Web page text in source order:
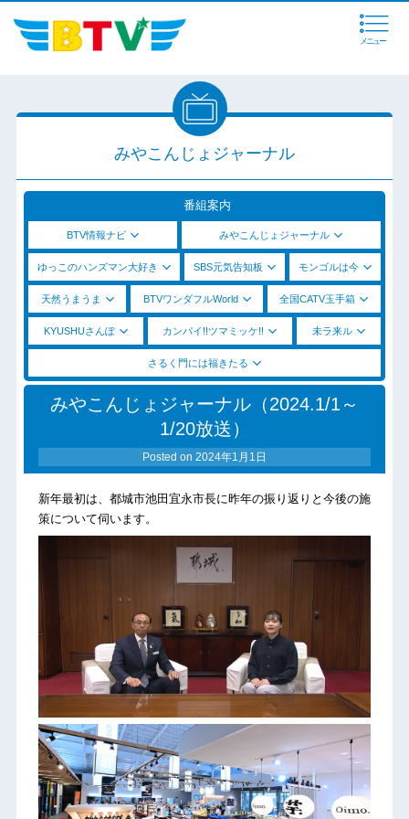
メニュー
みやこんじょジャーナル
番組案内
BTV情報ナビ みやこんじょジャーナル
ゆっこのハンズマン大好き SBS元気告知板 モンゴルは今
天然うまうま BTVワンダフルWorld 全国CATV玉手箱
KYUSHUさんぽ カンパイ!!ツマミッケ!! 未ラ来ル
さるく門には福きたる
みやこんじょジャーナル（2024.1/1～
1/20放送）
Posted on 2024年1月1日
新年最初は、都城市池田宜永市長に昨年の振り返りと今後の施
策について伺います。